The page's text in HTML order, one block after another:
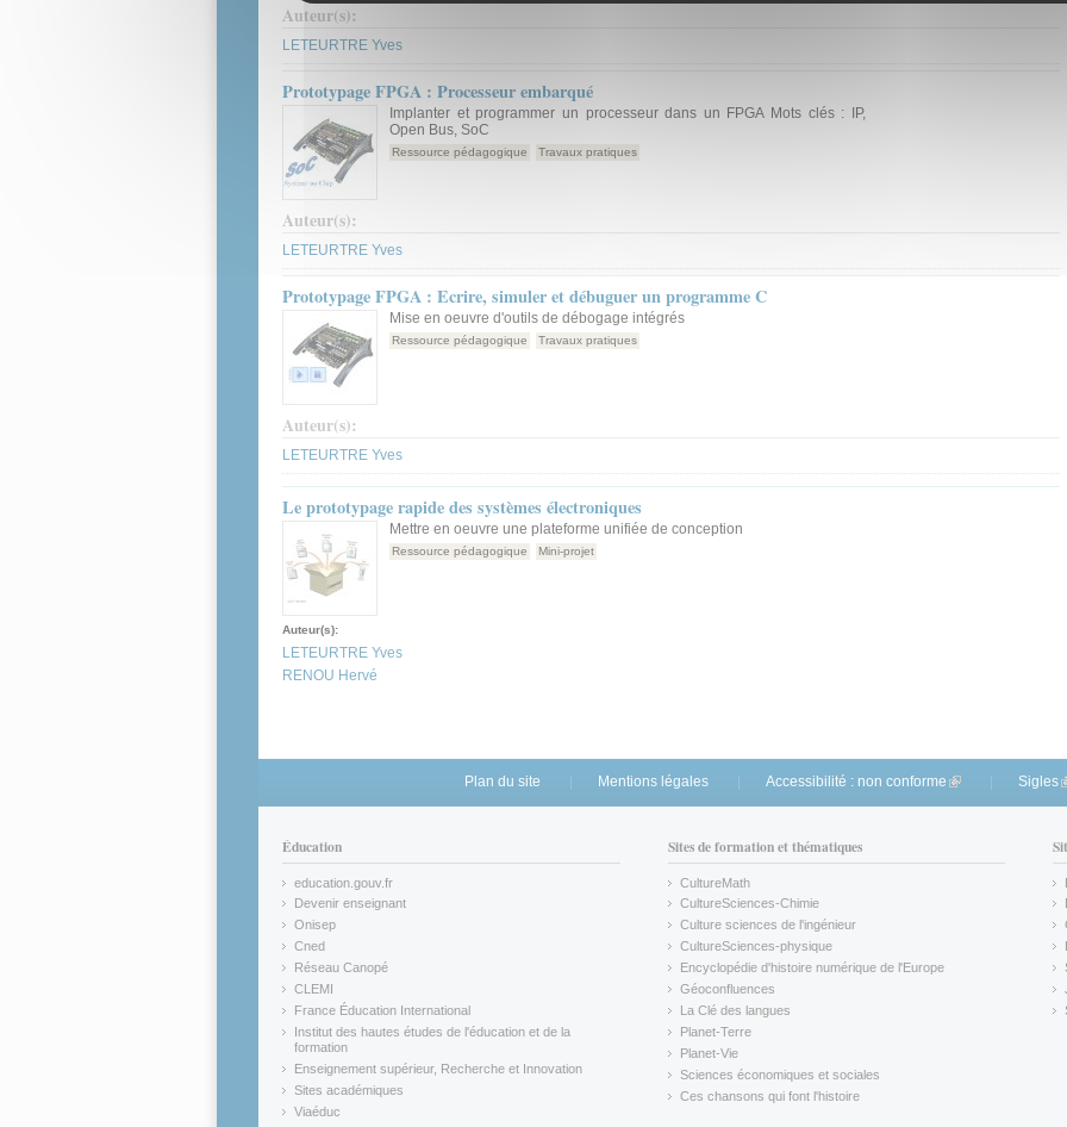
Auteur(s):
LETEURTRE Yves
Prototypage FPGA : Processeur embarqué
Implanter et programmer un processeur dans un FPGA Mots clés : IP,
Open Bus, SoC
Ressource pédagogique Travaux pratiques
Auteur(s):
LETEURTRE Yves
Prototypage FPGA : Ecrire, simuler et débuguer un programme C
Mise en oeuvre d'outils de débogage intégrés
Ressource pédagogique Travaux pratiques
Auteur(s):
LETEURTRE Yves
Le prototypage rapide des systèmes électroniques
Mettre en oeuvre une plateforme unifiée de conception
Ressource pédagogique Mini-projet
Auteur(s):
LETEURTRE Yves
RENOU Hervé
Plan du site Mentions légales Accessibilité : non conforme (link is external)
Sigles
Éducation
education.gouv.fr
(link is external)
Devenir enseignant
(link is external)
Onisep
(link is external)
Cned
(link is external)
Réseau Canopé
(link is external)
CLEMI
(link is external)
France Éducation International
(link is external)
Institut des hautes études de l'éducation et de la
formation
(link is external)
Enseignement supérieur, Recherche et Innovation
(link is external)
Sites académiques
(link is external)
Viaéduc
Sites de formation et thématiques
CultureMath
(link is external)
CultureSciences-Chimie
(link is external)
Culture sciences de l'ingénieur
CultureSciences-physique
(link is external)
Encyclopédie d'histoire numérique de l'Europe
(link is external)
Géoconfluences
(link is external)
La Clé des langues
(link is external)
Planet-Terre
(link is external)
Planet-Vie
(link is external)
Sciences économiques et sociales
(link is external)
Ces chansons qui font l'histoire
(link is external)